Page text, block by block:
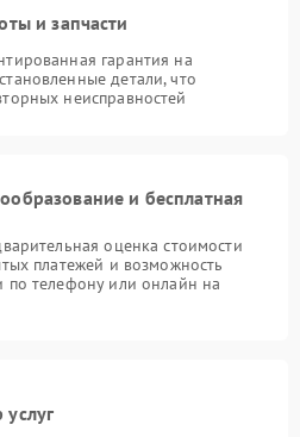
и запчасти
гарантия на
детали, что
неисправностей
и бесплатная
оценка стоимости
платежей и возможность
по телефону или онлайн на